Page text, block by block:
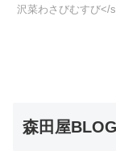
沢菜わさびむすび</
森田屋BLOG